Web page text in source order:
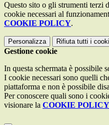
Questo sito o gli strumenti terzi
cookie necessari al
COOKIE POLICY.
Personalizza Rifiuta tutti i
Gestione cookie
In questa schermata è possibile
I cookie necessari sono quelli
piattaforma e non è possibile
Per conoscere quali sono i
visionare la COOKIE POLICY